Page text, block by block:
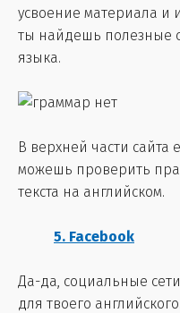
усвоение материала и
ты найдешь полезные
языка.
В верхней части сайта
можешь проверить
текста на английском.
5. Facebook
Да-да, социальные
для твоего